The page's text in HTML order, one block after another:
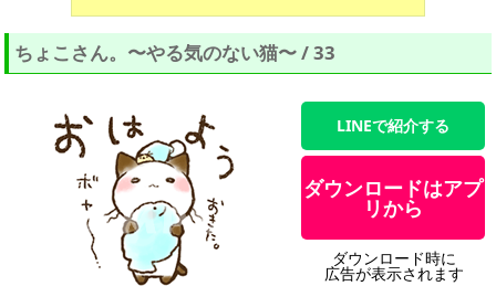
ちょこさん。〜やる気のない猫〜 / 33
LINEで紹介する
ダウンロードはアプ
リから
ダウンロード時に
広告が表示されます